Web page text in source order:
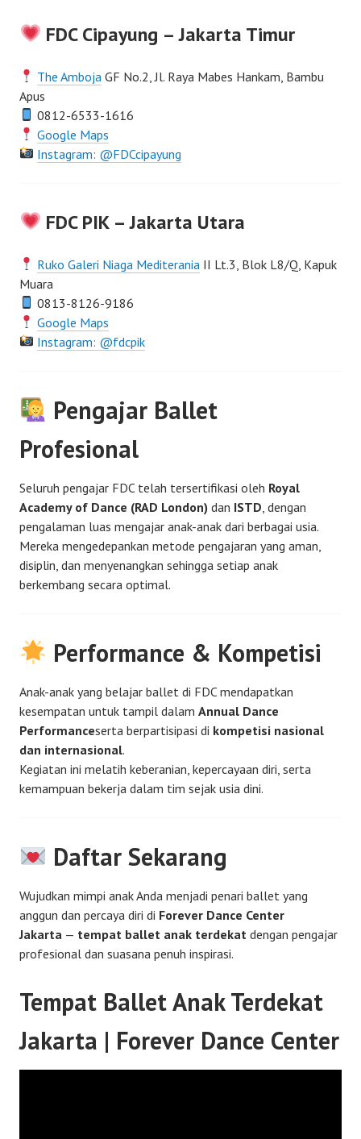
FDC Cipayung – Jakarta Timur
The Amboja GF No.2, Jl. Raya Mabes Hankam, Bambu
Apus
0812-6533-1616
Google Maps
Instagram: @FDCcipayung
FDC PIK – Jakarta Utara
Ruko Galeri Niaga Mediterania II Lt.3, Blok L8/Q, Kapuk
Muara
0813-8126-9186
Google Maps
Instagram: @fdcpik
Pengajar Ballet
Profesional
Seluruh pengajar FDC telah tersertifikasi oleh Royal
Academy of Dance (RAD London) dan ISTD , dengan
pengalaman luas mengajar anak-anak dari berbagai usia.
Mereka mengedepankan metode pengajaran yang aman,
disiplin, dan menyenangkan sehingga setiap anak
berkembang secara optimal.
Performance & Kompetisi
Anak-anak yang belajar ballet di FDC mendapatkan
kesempatan untuk tampil dalam Annual Dance
Performanceserta berpartisipasi di kompetisi nasional
dan internasional.
Kegiatan ini melatih keberanian, kepercayaan diri, serta
kemampuan bekerja dalam tim sejak usia dini.
Daftar Sekarang
Wujudkan mimpi anak Anda menjadi penari ballet yang
anggun dan percaya diri di Forever Dance Center
Jakarta — tempat ballet anak terdekat dengan pengajar
profesional dan suasana penuh inspirasi.
Tempat Ballet Anak Terdekat
Jakarta | Forever Dance Center